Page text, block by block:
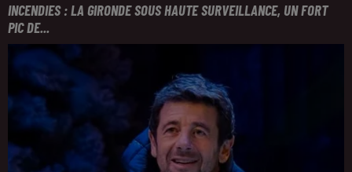
INCENDIES : LA GIRONDE SOUS HAUTE SURVEILLANCE, UN FORT
PIC DE...